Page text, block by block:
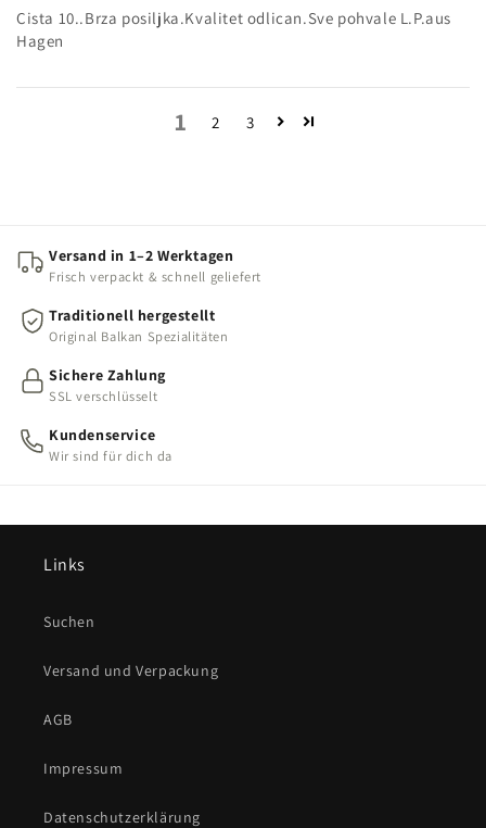
Cista 10..Brza posiljka.Kvalitet odlican.Sve pohvale L.P.aus
Hagen
1 2 3
Versand in 1–2 Werktagen
Frisch verpackt & schnell geliefert
Traditionell hergestellt
Original Balkan Spezialitäten
Sichere Zahlung
SSL verschlüsselt
Kundenservice
Wir sind für dich da
Links
Suchen
Versand und Verpackung
AGB
Impressum
Datenschutzerklärung